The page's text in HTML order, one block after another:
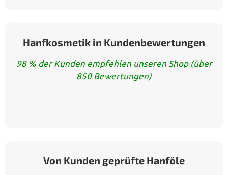
Hanfkosmetik in Kundenbewertungen
98 % der Kunden empfehlen unseren Shop (über
850 Bewertungen)
Von Kunden geprüfte Hanföle